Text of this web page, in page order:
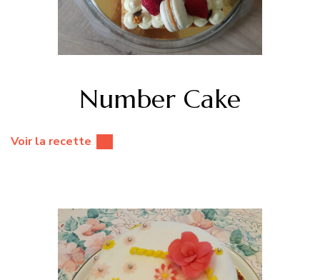
Number Cake
Voir la recette